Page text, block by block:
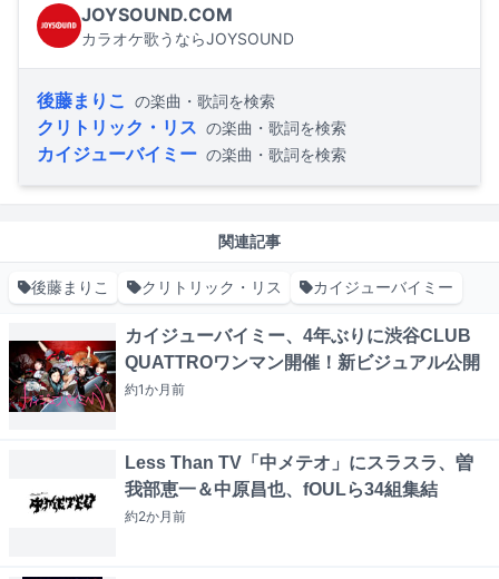
JOYSOUND.COM
カラオケ歌うならJOYSOUND
後藤まりこ の楽曲・歌詞を検索
クリトリック・リス の楽曲・歌詞を検索
カイジューバイミー の楽曲・歌詞を検索
関連記事
後藤まりこ クリトリック・リス カイジューバイミー
カイジューバイミー、4年ぶりに渋谷CLUB
QUATTROワンマン開催！新ビジュアル公開
約1か月前
Less Than TV「中メテオ」にスラスラ、曽
我部恵一＆中原昌也、fOULら34組集結
約2か月前